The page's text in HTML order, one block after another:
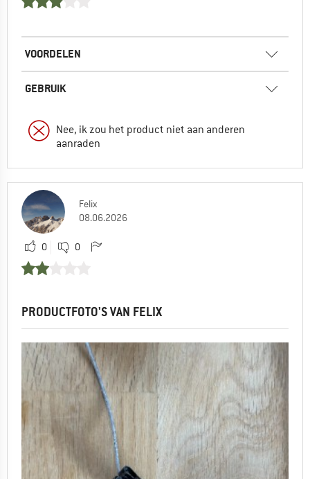
VOORDELEN
GEBRUIK
Nee, ik zou het product niet aan anderen
aanraden
Felix
08.06.2026
0 0
PRODUCTFOTO'S VAN FELIX